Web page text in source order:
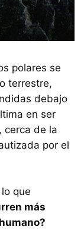
polares se
terrestre,
debajo
en ser
, cerca de la
por el
que
más